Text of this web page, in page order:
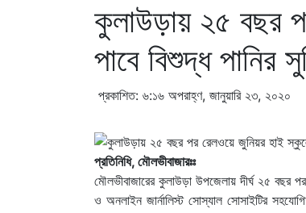
কুলাউড়ায় ২৫ বছর
পাবে বিশুদ্ধ পানির
প্রকাশিত: ৬:১৬ অপরাহ্ণ, জানুয়ারি ২৩, ২০২০
প্রতিনিধি, মৌলভীবাজারঃঃ
মৌলভীবাজারের কুলাউড়া উপজেলায় দীর্ঘ ২৫ বছর
ও অনলাইন জার্নালিস্ট সোস্যাল সোসাইটির